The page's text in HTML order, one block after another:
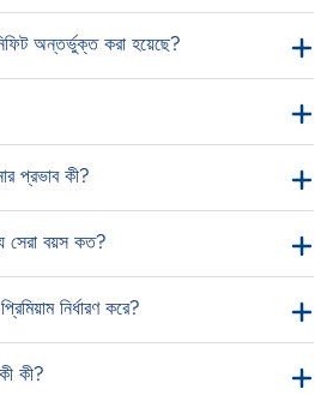
অন্তর্ভুক্ত করা হয়েছে?
প্রভাব কী?
সেরা বয়স কত?
নির্ধারণ করে?
কী কী?